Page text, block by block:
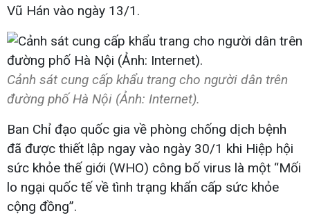
Vũ Hán vào ngày 13/1.
Cảnh sát cung cấp khẩu trang cho người dân trên
đường phố Hà Nội (Ảnh: Internet).
Ban Chỉ đạo quốc gia về phòng chống dịch bệnh
đã được thiết lập ngay vào ngày 30/1 khi Hiệp hội
sức khỏe thế giới (WHO) công bố virus là một “Mối
lo ngại quốc tế về tình trạng khẩn cấp sức khỏe
cộng đồng”.